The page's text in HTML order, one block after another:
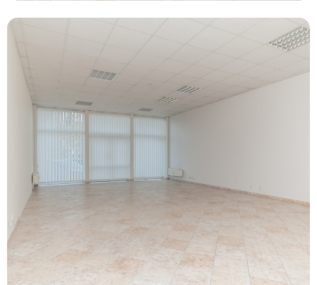
Zobacz wszystkie